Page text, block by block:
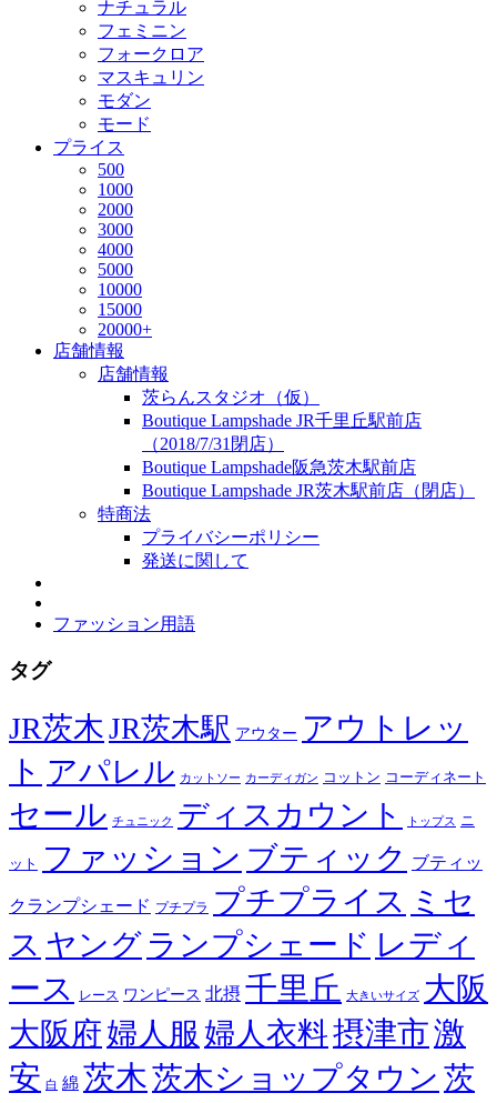
ナチュラル
フェミニン
フォークロア
マスキュリン
モダン
モード
プライス
500
1000
2000
3000
4000
5000
10000
15000
20000+
店舗情報
店舗情報
茨らんスタジオ（仮）
Boutique Lampshade JR千里丘駅前店
（2018/7/31閉店）
Boutique Lampshade阪急茨木駅前店
Boutique Lampshade JR茨木駅前店（閉店）
特商法
プライバシーポリシー
発送に関して
ファッション用語
タグ
JR茨木JR茨木駅 アウター アウトレッ
ト アパレル カットソー カーディガン コットン コーディネート
セール チュニック ディスカウント トップス ニ
ット ファッション ブティック ブティッ
クランプシェード プチプラ プチプライス ミセ
ス ヤング ランプシェード レディ
ース
レース ワンピース 北摂 千里丘 大きいサイズ 大阪
大阪府婦人服 婦人衣料摂津市激
安 白 綿 茨木茨木ショップタウン 茨